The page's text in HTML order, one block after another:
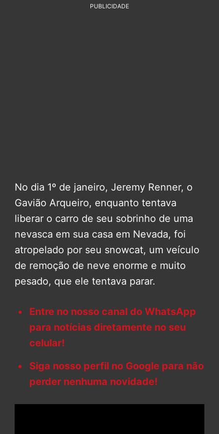
PUBLICIDADE
No dia 1º de janeiro, Jeremy Renner, o
Gavião Arqueiro, enquanto tentava
liberar o carro de seu sobrinho de uma
nevasca em sua casa em Nevada, foi
atropelado por seu snowcat, um veículo
de remoção de neve enorme e muito
pesado, que ele tentava parar.
Entre no nosso canal do WhatsApp
para notícias diretamente no seu
celular!
Siga nosso perfil no Google para não
perder nenhuma novidade!